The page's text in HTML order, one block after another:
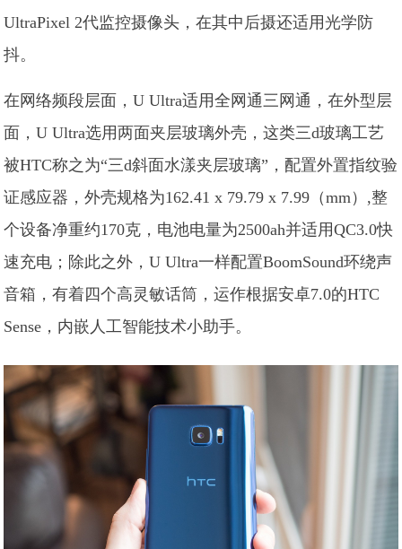
UltraPixel 2代监控摄像头，在其中后摄还适用光学防
抖。
在网络频段层面，U Ultra适用全网通三网通，在外型层
面，U Ultra选用两面夹层玻璃外壳，这类三d玻璃工艺
被HTC称之为“三d斜面水漾夹层玻璃”，配置外置指纹验
证感应器，外壳规格为162.41 x 79.79 x 7.99（mm）,整
个设备净重约170克，电池电量为2500ah并适用QC3.0快
速充电；除此之外，U Ultra一样配置BoomSound环绕声
音箱，有着四个高灵敏话筒，运作根据安卓7.0的HTC
Sense，内嵌人工智能技术小助手。